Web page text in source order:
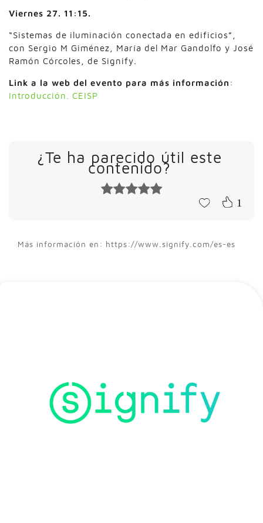
Viernes 27. 11:15.
“Sistemas de iluminación conectada en edificios”,
con Sergio M Giménez, María del Mar Gandolfo y José
Ramón Córcoles, de Signify.
Link a la web del evento para más información :
Introducción. CEISP
¿Te ha parecido útil este
contenido?
1
Más información en: https://www.signify.com/es-es